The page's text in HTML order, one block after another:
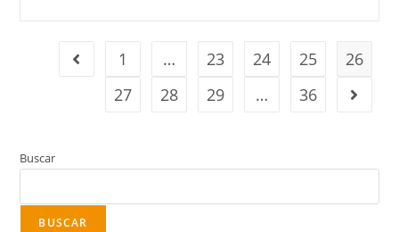
1 … 23 24 25
26
27
28 29 … 36
Buscar
BUSCAR